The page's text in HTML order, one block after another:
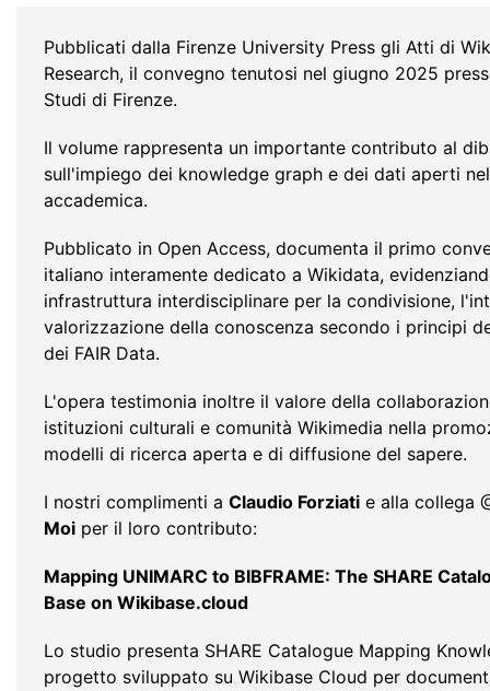
Pubblicati dalla Firenze University Press gli Atti di
Research, il convegno tenutosi nel giugno 2025
Studi di Firenze.
Il volume rappresenta un importante contributo al
sull'impiego dei knowledge graph e dei dati aperti
accademica.
Pubblicato in Open Access, documenta il primo
italiano interamente dedicato a Wikidata,
infrastruttura interdisciplinare per la condivisione,
valorizzazione della conoscenza secondo i principi
dei FAIR Data.
L'opera testimonia inoltre il valore della
istituzioni culturali e comunità Wikimedia nella
modelli di ricerca aperta e di diffusione del sapere.
I nostri complimenti a Claudio Forziati e alla collega
Moi per il loro contributo:
Mapping UNIMARC to BIBFRAME: The SHARE
Base on Wikibase.cloud
Lo studio presenta SHARE Catalogue Mapping
progetto sviluppato su Wikibase Cloud per